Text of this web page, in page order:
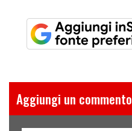
Aggiungi un commento